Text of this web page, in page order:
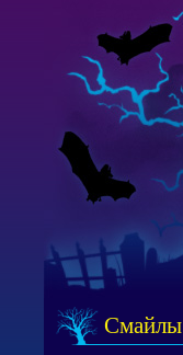
Смайлы